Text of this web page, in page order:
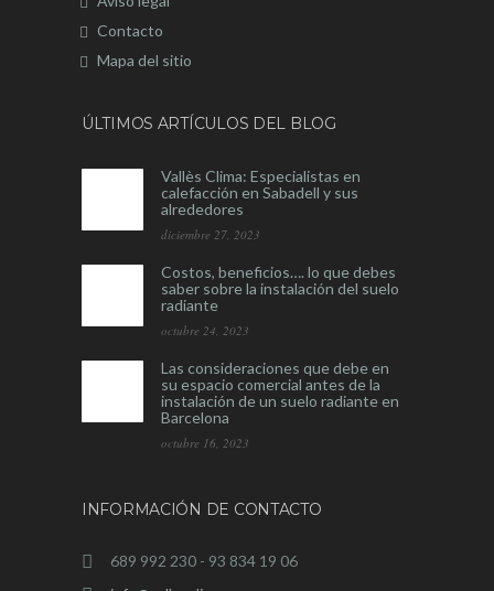
Contacto
Mapa del sitio
ÚLTIMOS ARTÍCULOS DEL BLOG
Vallès Clima: Especialistas en
calefacción en Sabadell y sus
alrededores
diciembre 27, 2023
Costos, beneficios…. lo que debes
saber sobre la instalación del suelo
radiante
octubre 24, 2023
Las consideraciones que debe en
su espacio comercial antes de la
instalación de un suelo radiante en
Barcelona
octubre 16, 2023
INFORMACIÓN DE CONTACTO
689 992 230 - 93 834 19 06